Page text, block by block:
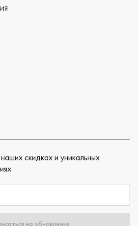
скидках и уникальных
на обновления